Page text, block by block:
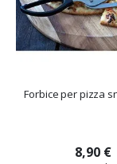
Forbice per pizza
8,90 €